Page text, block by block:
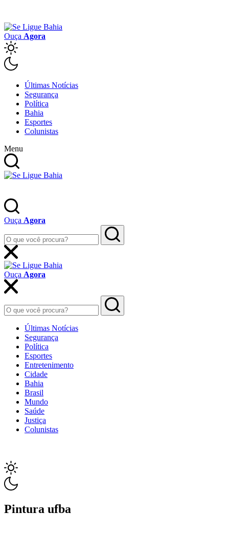
Ouça Agora
Últimas Notícias
Segurança
Política
Bahia
Esportes
Colunistas
Menu
Ouça Agora
Ouça Agora
Últimas Notícias
Segurança
Política
Esportes
Entretenimento
Cidade
Bahia
Brasil
Mundo
Saúde
Justiça
Colunistas
Pintura ufba